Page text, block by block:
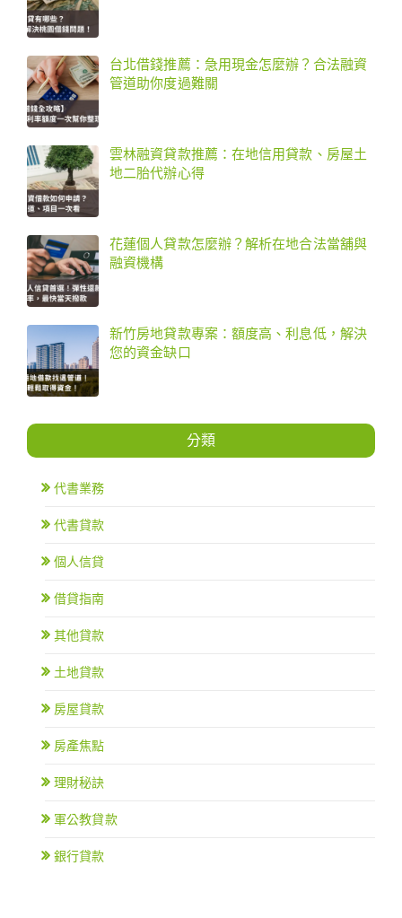
台北借錢推薦：急用現金怎麼辦？合法融資
管道助你度過難關
雲林融資貸款推薦：在地信用貸款、房屋土
地二胎代辦心得
花蓮個人貸款怎麼辦？解析在地合法當舖與
融資機構
新竹房地貸款專案：額度高、利息低，解決
您的資金缺口
分類
代書業務
代書貸款
個人信貸
借貸指南
其他貸款
土地貸款
房屋貸款
房產焦點
理財秘訣
軍公教貸款
銀行貸款